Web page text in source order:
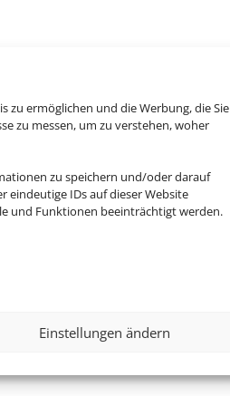
zu ermöglichen und die Werbung, die Sie
zu messen, um zu verstehen, woher
zu speichern und/oder darauf
eindeutige IDs auf dieser Website
und Funktionen beeinträchtigt werden.
Einstellungen ändern